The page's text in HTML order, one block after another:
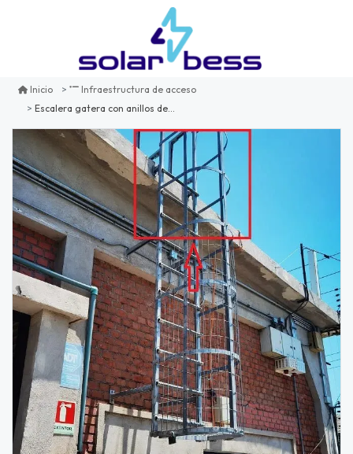
Inicio
Infraestructura de acceso
Escalera gatera con anillos de seguridad - sección 1 metro